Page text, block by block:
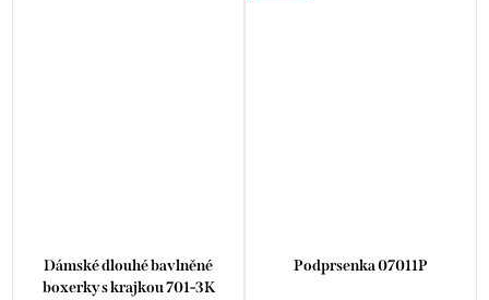
Dámské dlouhé bavlněné
boxerky s krajkou 701-3K
Podprsenka 07011P